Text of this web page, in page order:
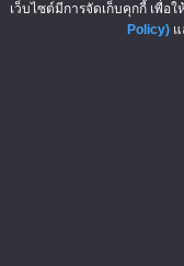
เว็บไซต์มีการจัดเก็บคุกกี้ เพื่อ
Policy)แ